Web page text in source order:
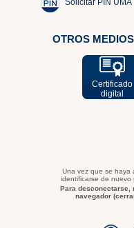
Solicitar PIN UMA
OTROS
Certificado
digital
Una vez que se haya
identificarse de nuevo
Para desconectarse,
navegador